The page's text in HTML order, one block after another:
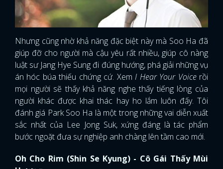
Nhưng cũng nhờ khả năng đặc biệt này mà Soo Ha đã
giúp đỡ cho người mà cậu yêu rất nhiều, giúp cô nàng
luật sư Jang Hye Sung đi đúng hướng, phá giải những vụ
án hóc búa thiếu chứng cứ. XemI Hear Your Voicerồi
mọi người sẽ thấy khả năng nghe thấy tiếng lòng của
người khác được khai thác hay ho lắm luôn đấy. Tôi
đánh giá Park Soo Ha là một trong những vai diễn xuất
sắc nhất của Lee Jong Suk, xứng đáng là tác phẩm
bước ngoặt đưa sự nghiệp anh chàng lên tầm cao mới.
Oh Cho Rim (Shin Se Kyung) - Cô Gái Thấy Mùi